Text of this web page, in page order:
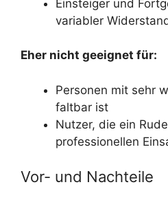
Einsteiger und
variabler
Eher nicht geeignet für:
Personen mit sehr
faltbar ist
Nutzer, die ein
professionellen
Vor- und Nachteile